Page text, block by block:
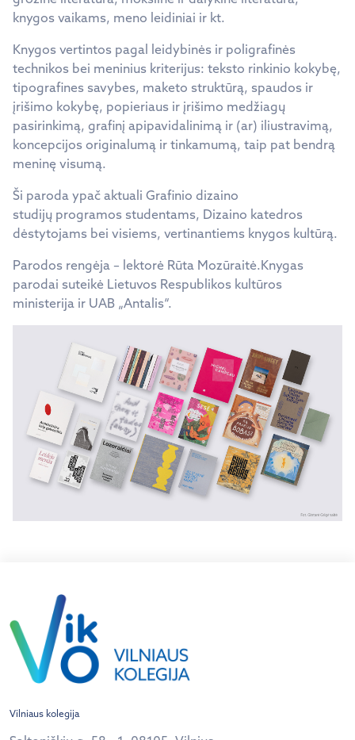
knygos vaikams, meno leidiniai ir kt.
Knygos vertintos pagal leidybinės ir poligrafinės
technikos bei meninius kriterijus: teksto rinkinio kokybę,
tipografines savybes, maketo struktūrą, spaudos ir
įrišimo kokybę, popieriaus ir įrišimo medžiagų
pasirinkimą, grafinį apipavidalinimą ir (ar) iliustravimą,
koncepcijos originalumą ir tinkamumą, taip pat bendrą
meninę visumą.
Ši paroda ypač aktuali Grafinio dizaino
studijų programos studentams, Dizaino katedros
dėstytojams bei visiems, vertinantiems knygos kultūrą.
Parodos rengėja – lektorė Rūta Mozūraitė.Knygas
parodai suteikė Lietuvos Respublikos kultūros
ministerija ir UAB „Antalis“.
Vilniaus kolegija